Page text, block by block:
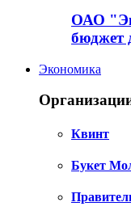
ОАО
бюджет
Экономика
Квинт
Букет